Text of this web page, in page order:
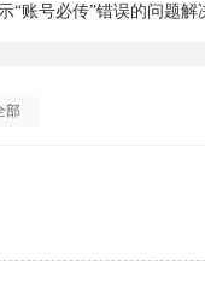
“账号必传”错误的问题解
部